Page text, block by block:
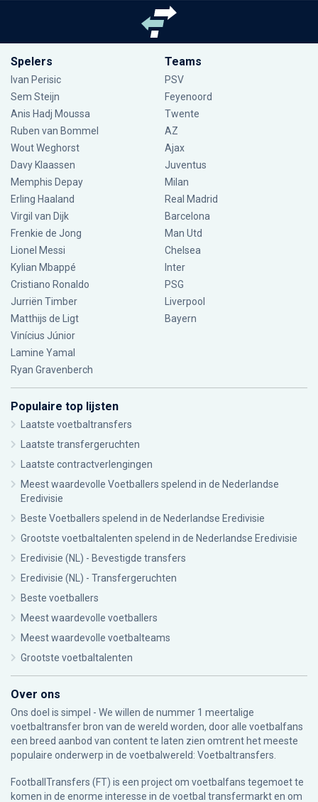
Spelers
Ivan Perisic
Sem Steijn
Anis Hadj Moussa
Ruben van Bommel
Wout Weghorst
Davy Klaassen
Memphis Depay
Erling Haaland
Virgil van Dijk
Frenkie de Jong
Lionel Messi
Kylian Mbappé
Cristiano Ronaldo
Jurriën Timber
Matthijs de Ligt
Vinícius Júnior
Lamine Yamal
Ryan Gravenberch
Teams
PSV
Feyenoord
Twente
AZ
Ajax
Juventus
Milan
Real Madrid
Barcelona
Man Utd
Chelsea
Inter
PSG
Liverpool
Bayern
Populaire top lijsten
Laatste voetbaltransfers
Laatste transfergeruchten
Laatste contractverlengingen
Meest waardevolle Voetballers spelend in de Nederlandse
Eredivisie
Beste Voetballers spelend in de Nederlandse Eredivisie
Grootste voetbaltalenten spelend in de Nederlandse Eredivisie
Eredivisie (NL) - Bevestigde transfers
Eredivisie (NL) - Transfergeruchten
Beste voetballers
Meest waardevolle voetballers
Meest waardevolle voetbalteams
Grootste voetbaltalenten
Over ons
Ons doel is simpel - We willen de nummer 1 meertalige
voetbaltransfer bron van de wereld worden, door alle voetbalfans
een breed aanbod van content te laten zien omtrent het meeste
populaire onderwerp in de voetbalwereld: Voetbaltransfers.
FootballTransfers (FT) is een project om voetbalfans tegemoet te
komen in de enorme interesse in de voetbal transfermarkt en om